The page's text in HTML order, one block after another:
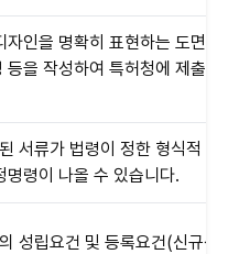
자인을 명확히 표현하는 도면(
등을 작성하여 특허청에 제출
서류가 법령이 정한 형식적
명령이 나올 수 있습니다.
성립요건 및 등록요건(신규